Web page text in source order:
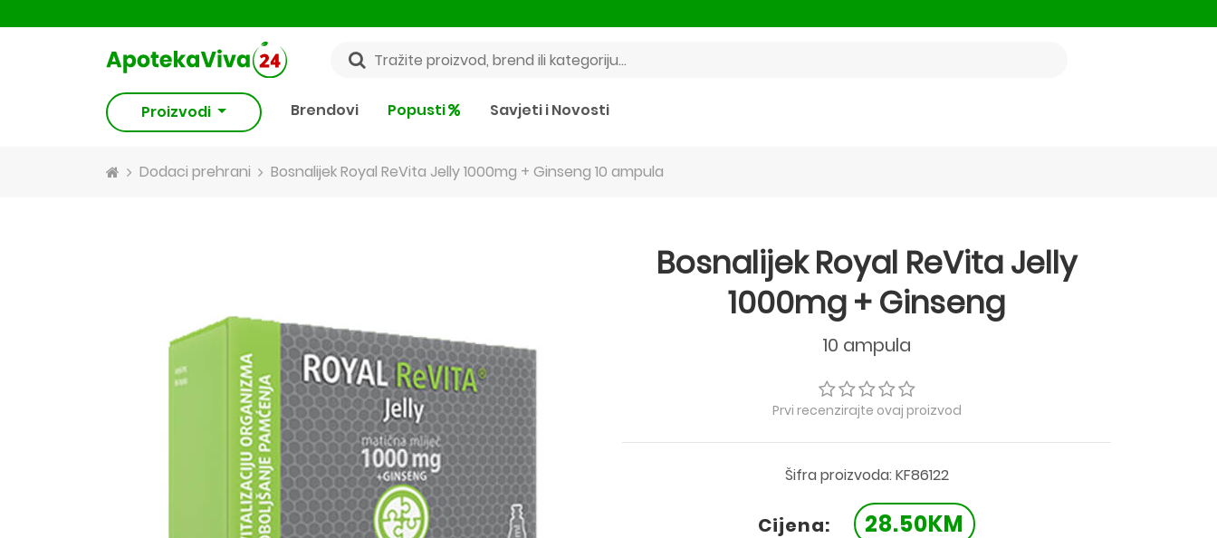
Proizvodi Brendovi Popusti Savjeti i Novosti
Dodaci prehrani Bosnalijek Royal ReVita Jelly 1000mg + Ginseng 10 ampula
Bosnalijek Royal ReVita Jelly
1000mg + Ginseng
10 ampula
Prvi recenzirajte ovaj proizvod
Šifra proizvoda: KF86122
Cijena: 28.50KM